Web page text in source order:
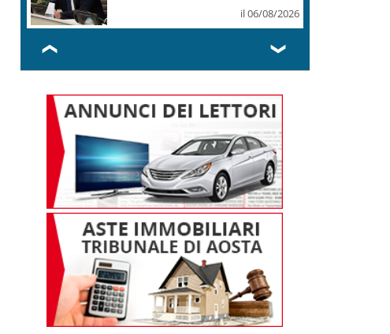
il 06/08/2026
❮ ❯